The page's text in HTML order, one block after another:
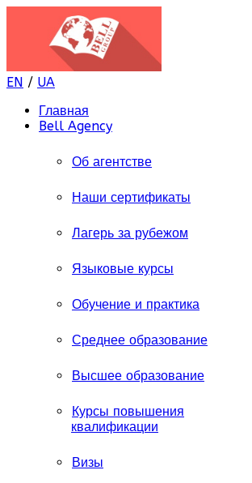
EN / UA
Главная
Bell Agency
Об агентстве
Наши сертификаты
Лагерь за рубежом
Языковые курсы
Обучение и практика
Среднее образование
Высшее образование
Курсы повышения
квалификации
Визы